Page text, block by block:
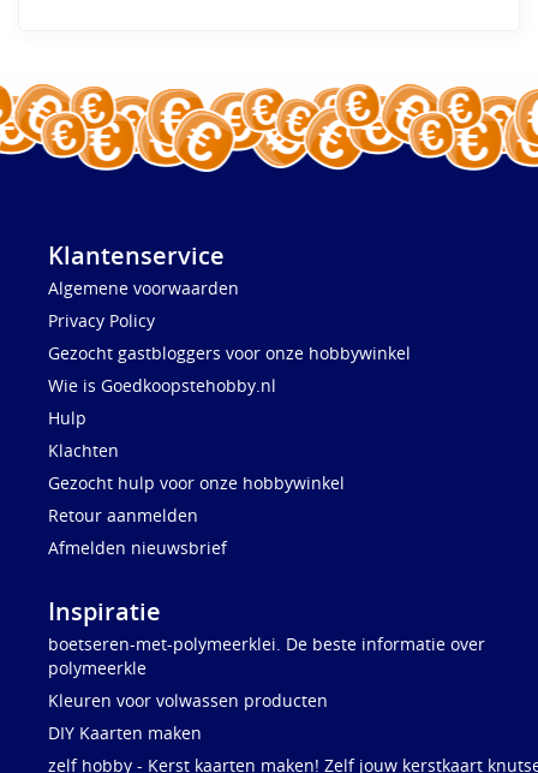
Klantenservice
Algemene voorwaarden
Privacy Policy
Gezocht gastbloggers voor onze hobbywinkel
Wie is Goedkoopstehobby.nl
Hulp
Klachten
Gezocht hulp voor onze hobbywinkel
Retour aanmelden
Afmelden nieuwsbrief
Inspiratie
boetseren-met-polymeerklei. De beste informatie over
polymeerkle
Kleuren voor volwassen producten
DIY Kaarten maken
zelf hobby - Kerst kaarten maken! Zelf jouw kerstkaart